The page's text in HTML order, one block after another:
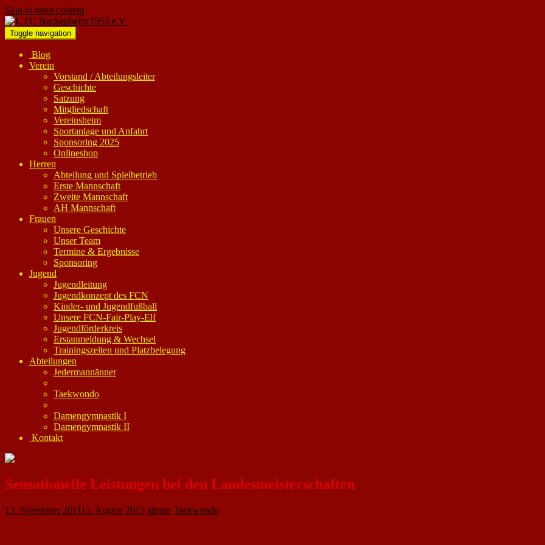
Skip to main content
Toggle navigation
Blog
Verein
Vorstand / Abteilungsleiter
Geschichte
Satzung
Mitgliedschaft
Vereinsheim
Sportanlage und Anfahrt
Sponsoring 2025
Onlineshop
Herren
Abteilung und Spielbetrieb
Erste Mannschaft
Zweite Mannschaft
AH Mannschaft
Frauen
Unsere Geschichte
Unser Team
Termine & Ergebnisse
Sponsoring
Jugend
Jugendleitung
Jugendkonzept des FCN
Kinder- und Jugendfußball
Unsere FCN-Fair-Play-Elf
Jugendförderkreis
Erstanmeldung & Wechsel
Trainingszeiten und Platzbelegung
Abteilungen
Jedermannänner
Taekwondo
Damengymnastik I
Damengymnastik II
Kontakt
Sensationelle Leistungen bei den Landesmeisterschaften
13. November 201112. August 2015 admin Taekwondo